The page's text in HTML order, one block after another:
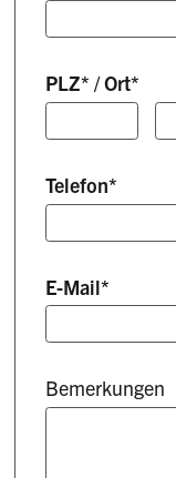
PLZ* /Ort*
Telefon*
E-Mail*
Bemerkungen